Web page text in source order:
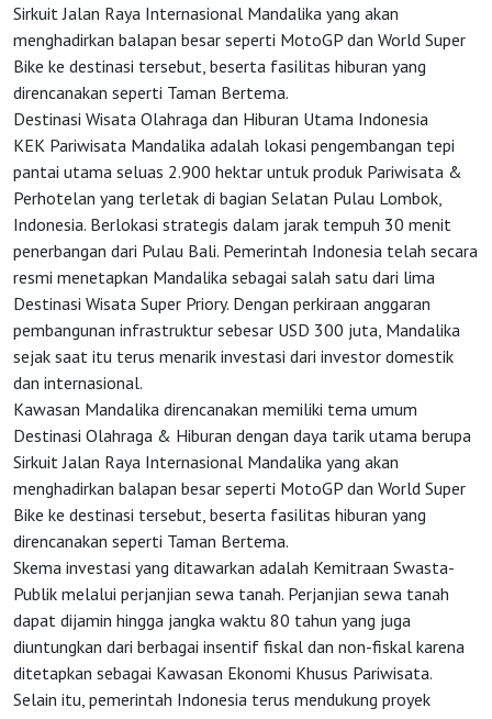
HOME
OSS
Agenda
Investasi
Sirkuit Jalan Raya Internasional Mandalika yang akan
menghadirkan balapan besar seperti MotoGP dan World Super
Bike ke destinasi tersebut, beserta fasilitas hiburan yang
direncanakan seperti Taman Bertema.
Destinasi Wisata Olahraga dan Hiburan Utama Indonesia
KEK Pariwisata Mandalika adalah lokasi pengembangan tepi
pantai utama seluas 2.900 hektar untuk produk Pariwisata &
Perhotelan yang terletak di bagian Selatan Pulau Lombok,
Indonesia. Berlokasi strategis dalam jarak tempuh 30 menit
penerbangan dari Pulau Bali. Pemerintah Indonesia telah secara
resmi menetapkan Mandalika sebagai salah satu dari lima
Destinasi Wisata Super Priory. Dengan perkiraan anggaran
pembangunan infrastruktur sebesar USD 300 juta, Mandalika
sejak saat itu terus menarik investasi dari investor domestik
dan internasional.
Kawasan Mandalika direncanakan memiliki tema umum
Destinasi Olahraga & Hiburan dengan daya tarik utama berupa
Sirkuit Jalan Raya Internasional Mandalika yang akan
menghadirkan balapan besar seperti MotoGP dan World Super
Bike ke destinasi tersebut, beserta fasilitas hiburan yang
direncanakan seperti Taman Bertema.
Skema investasi yang ditawarkan adalah Kemitraan Swasta-
Publik melalui perjanjian sewa tanah. Perjanjian sewa tanah
dapat dijamin hingga jangka waktu 80 tahun yang juga
diuntungkan dari berbagai insentif fiskal dan non-fiskal karena
ditetapkan sebagai Kawasan Ekonomi Khusus Pariwisata.
Selain itu, pemerintah Indonesia terus mendukung proyek